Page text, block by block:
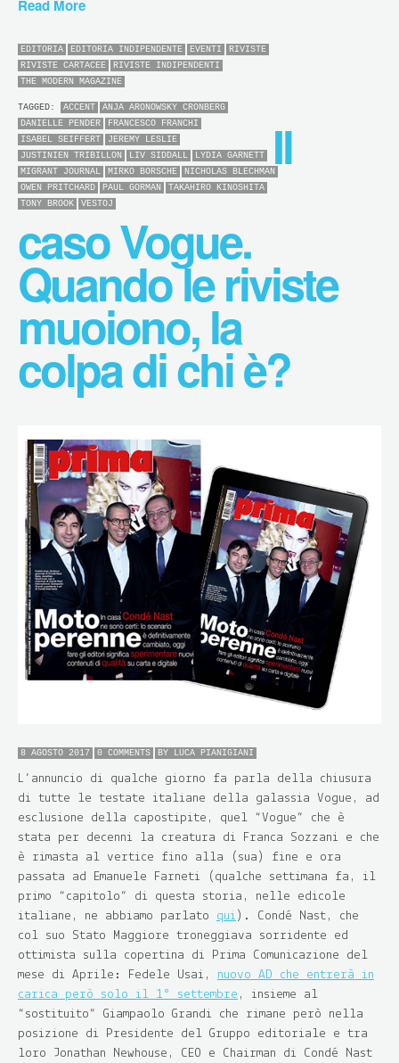
Read More
EDITORIA EDITORIA INDIPENDENTE EVENTI
RIVISTE
RIVISTE CARTACEE
RIVISTE INDIPENDENTI
THE MODERN MAGAZINE
TAGGED: ACCENT
ANJA ARONOWSKY CRONBERG
DANIELLE PENDER
FRANCESCO FRANCHI
ISABEL SEIFFERT
JEREMY LESLIE
JUSTINIEN TRIBILLON
LIV SIDDALL
LYDIA GARNETT
MIGRANT JOURNAL
MIRKO BORSCHE
NICHOLAS BLECHMAN
OWEN PRITCHARD
PAUL GORMAN
TAKAHIRO KINOSHITA
TONY BROOK
VESTOJ
Il
caso Vogue.
Quando le riviste
muoiono, la
colpa di chi è?
8 AGOSTO 2017 0 COMMENTS BY LUCA PIANIGIANI
L’annuncio di qualche giorno fa parla della chiusura
di tutte le testate italiane della galassia Vogue, ad
esclusione della capostipite, quel “Vogue” che è
stata per decenni la creatura di Franca Sozzani e che
è rimasta al vertice fino alla (sua) fine e ora
passata ad Emanuele Farneti (qualche settimana fa, il
primo “capitolo” di questa storia, nelle edicole
italiane, ne abbiamo parlato qui ). Condé Nast, che
col suo Stato Maggiore troneggiava sorridente ed
ottimista sulla copertina di Prima Comunicazione del
mese di Aprile: Fedele Usai , nuovo AD che entrerà in
carica però solo il 1° settembre , insieme al
“sostituito” Giampaolo Grandi che rimane però nella
posizione di Presidente del Gruppo editoriale e tra
loro Jonathan Newhouse , CEO e Chairman di Condé Nast